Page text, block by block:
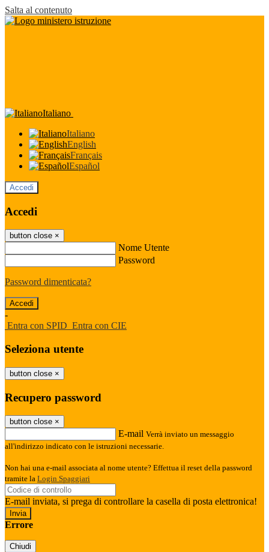
Salta al contenuto
Italiano
Italiano
English
Français
Español
Accedi
Accedi
button close ×
Nome Utente
Password
Password dimenticata?
-
Entra con SPID Entra con CIE
Seleziona utente
button close ×
Recupero password
button close ×
E-mail Verrà inviato un messaggio
all'indirizzo indicato con le istruzioni necessarie.
Non hai una e-mail associata al nome utente? Effettua il reset della password
tramite la Login Spaggiari
E-mail inviata, si prega di controllare la casella di posta elettronica!
Errore
Chiudi